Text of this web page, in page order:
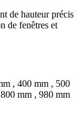
de hauteur précis
de fenêtres et
, 400 mm , 500
mm , 980 mm